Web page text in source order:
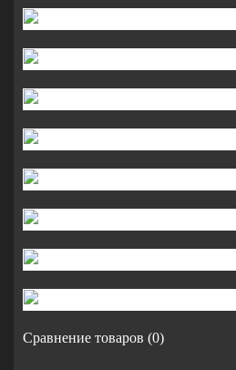
Сравнение товаров (0)